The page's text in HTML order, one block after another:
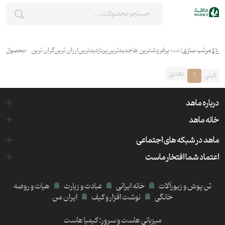
مرتب سازی:همهپرفروشترین هاجدیدترینپربازدیدترینارزان ترینگران ترین 0محصول
قبلی 1 بعدی
درباره ماهد
خانه ماهد
ماهد در شبکه های اجتماعی
اعتماد شما افتخار ماست
تن پوش و زیورآلات خانه ایرانی عبادت و زیارت
هیات و روضه
خانگی
نوشت افزار و کیف
ایران من
میزبانی هاست و سرور:کیمیا هاست